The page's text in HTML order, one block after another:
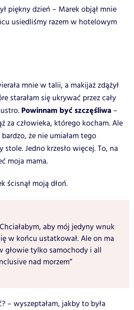
piękny dzień – Marek objął mnie
usiedliśmy razem w hotelowym
mnie w talii, a makijaż zdążył
starałam się ukrywać przez cały
Powinnam być szczęśliwa –
za człowieka, którego kocham. Ale
że nie umiałam tego
Jedno krzesło więcej. To, na
moja mama.
ścisnął moją dłoń.
aby mój jedyny wnuk
w końcu ustatkował. Ale on ma
głowie tylko samochody i all
nad morzem”
– wyszeptałam, jakby to była